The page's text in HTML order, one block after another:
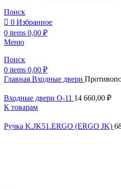
Поиск
0 Избранное
0 items 0,00 ₽
Меню
Поиск
0 items 0,00 ₽
Главная Входные двери
Входные двери О-11 14 660,00 ₽
К товарам
Ручка K.JK51.ERGO (ERGO JK)